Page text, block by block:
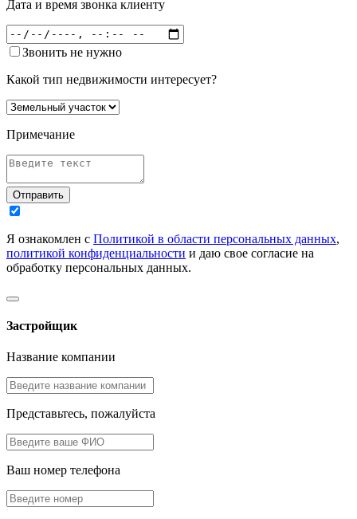
Дата и время звонка клиенту
Звонить не нужно
Какой тип недвижимости интересует?
Примечание
Отправить
Я ознакомлен с Политикой в области персональных данных,
политикой конфиденциальности и даю свое согласие на
обработку персональных данных.
Застройщик
Название компании
Представьтесь, пожалуйста
Ваш номер телефона